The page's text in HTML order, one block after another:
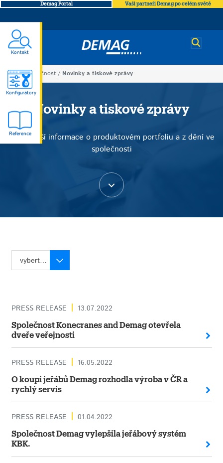
Demag Portal Vaši partneři Demag po celém světě
Demag
You
are
here
Společnost Novinky a tiskové zprávy
Kontakt
Konfigurátory
Reference
Novinky
a
tiskové
Novinky a tiskové zprávy
Nejnovější informace o produktovém portfoliu a z dění ve
společnosti
vyberte rok
PRESS RELEASE 13.07.2022
Společnost Konecranes and Demag otevřela
dveře veřejnosti
PRESS RELEASE 16.05.2022
O koupi jeřábů Demag rozhodla výroba v ČR a
rychlý servis
PRESS RELEASE 01.04.2022
Společnost Demag vylepšila jeřábový systém
KBK.